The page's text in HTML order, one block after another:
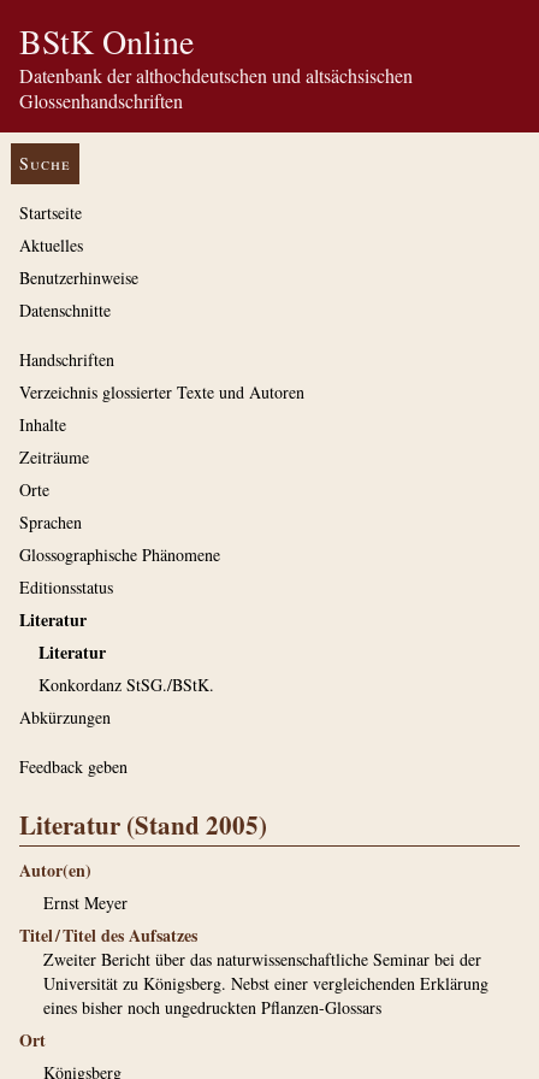
BStK Online
Datenbank der althochdeutschen und altsächsischen
Glossenhandschriften
Suche
Startseite
Aktuelles
Benutzerhinweise
Datenschnitte
Handschriften
Verzeichnis glossierter Texte und Autoren
Inhalte
Zeiträume
Orte
Sprachen
Glossographische Phänomene
Editionsstatus
Literatur
Literatur
Konkordanz StSG./BStK.
Abkürzungen
Feedback geben
Literatur (Stand 2005)
Autor(en)
Ernst Meyer
Titel / Titel des Aufsatzes
Zweiter Bericht über das naturwissenschaftliche Seminar bei der
Universität zu Königsberg. Nebst einer vergleichenden Erklärung
eines bisher noch ungedruckten Pflanzen-Glossars
Ort
Königsberg